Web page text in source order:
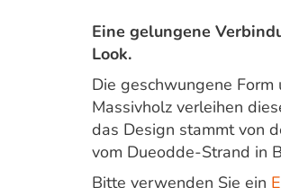
Eine gelungene
Look.
Die geschwungene
Massivholz verleihen
das Design stammt von
vom Dueodde-Strand in
Bitte verwenden Sie ein